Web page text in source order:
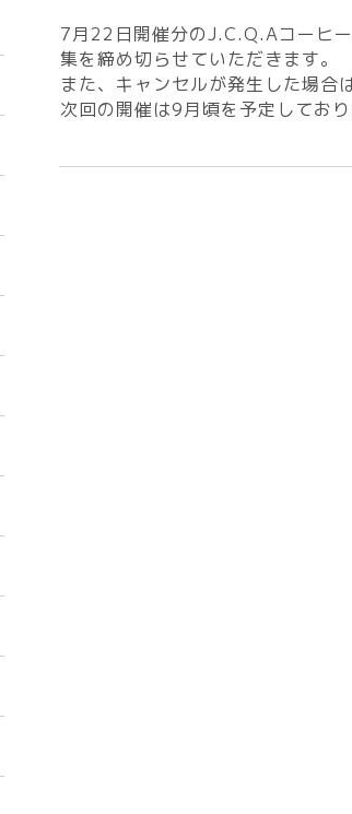
7月22日開催分のJ.C.Q.Aコーヒ
集を締め切らせていただきます。
また、キャンセルが発生した場合
次回の開催は9月頃を予定しており